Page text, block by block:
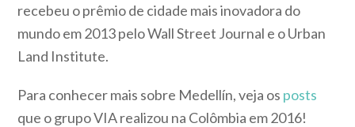
recebeu o prêmio de cidade mais inovadora do
mundo em 2013 pelo Wall Street Journal e o Urban
Land Institute.
Para conhecer mais sobre Medellín, veja os posts
que o grupo VIA realizou na Colômbia em 2016!